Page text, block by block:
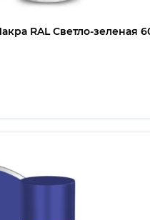
RAL Светло-зеленая